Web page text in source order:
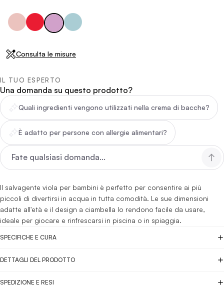
Consulta le misure
IL TUO ESPERTO
Una domanda su questo prodotto?
Quali ingredienti vengono utilizzati nella crema di bacche?
È adatto per persone con allergie alimentari?
Il salvagente viola per bambini è perfetto per consentire ai più
piccoli di divertirsi in acqua in tutta comodità. Le sue dimensioni
adatte all'età e il design a ciambella lo rendono facile da usare,
ideale per giocare e rinfrescarsi in piscina o in spiaggia.
SPECIFICHE E CURA
DETTAGLI DEL PRODOTTO
SPEDIZIONE E RESI